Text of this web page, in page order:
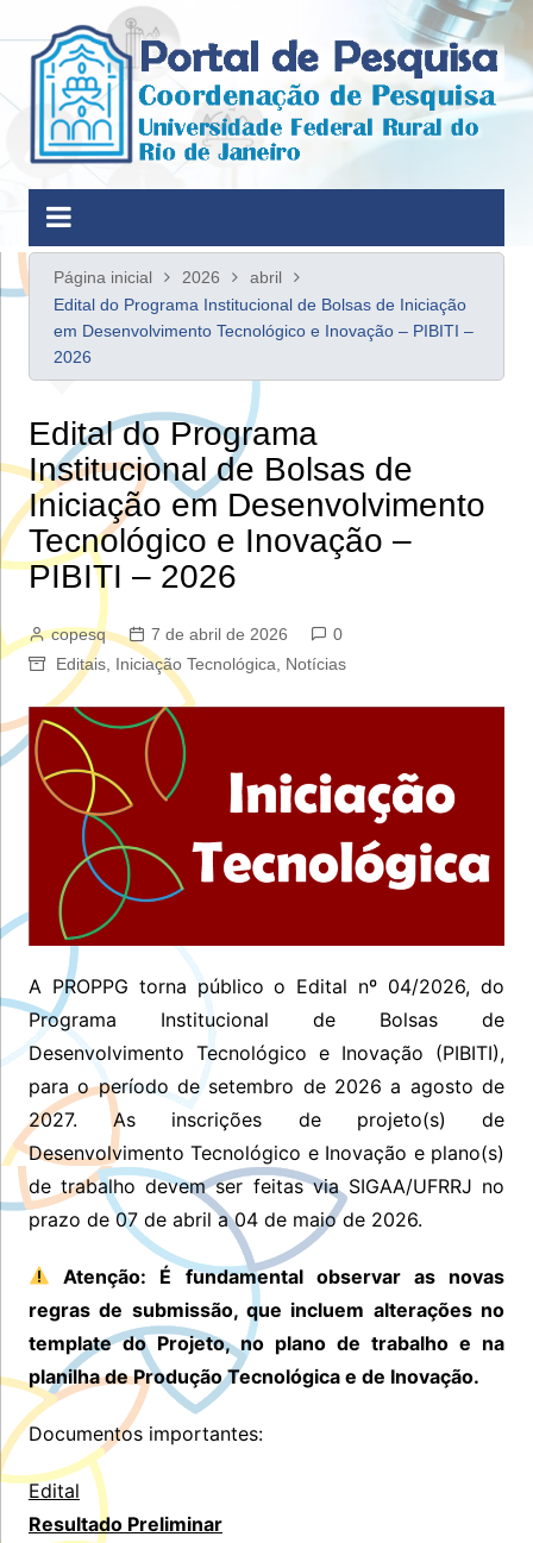
para
conteúdo
Página inicial 2026
abril
Edital do Programa Institucional de Bolsas de Iniciação
em Desenvolvimento Tecnológico e Inovação – PIBITI –
2026
Edital do Programa
Institucional de Bolsas de
Iniciação em Desenvolvimento
Tecnológico e Inovação –
PIBITI – 2026
copesq 7 de abril de 2026
0
Editais, Iniciação Tecnológica Notícias
A PROPPG torna público o Edital nº 04/2026, do
Programa Institucional de Bolsas de
Desenvolvimento Tecnológico e Inovação (PIBITI),
para o período de setembro de 2026 a agosto de
2027. As inscrições de projeto(s) de
Desenvolvimento Tecnológico e Inovação e plano(s)
de trabalho devem ser feitas via SIGAA/UFRRJ no
prazo de 07 de abril a 04 de maio de 2026.
Atenção: É fundamental observar as novas
regras de submissão, que incluem alterações no
template do Projeto, no plano de trabalho e na
planilha de Produção Tecnológica e de Inovação.
Documentos importantes:
Edital
Resultado Preliminar